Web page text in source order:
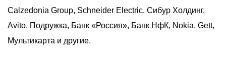
Calzedonia Group, Schneider Electric, Сибур Холдинг,
Avito, Подружка, Банк «Россия», Банк НфК, Nokia, Gett,
Мультикарта и другие.